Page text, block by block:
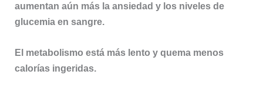
aumentan aún más la ansiedad y los niveles de
glucemia en sangre.
El metabolismo está más lento y quema menos
calorías ingeridas.